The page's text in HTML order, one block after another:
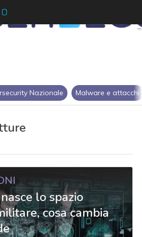
Nazionale Malware e attacchi
lo spazio
cosa cambia